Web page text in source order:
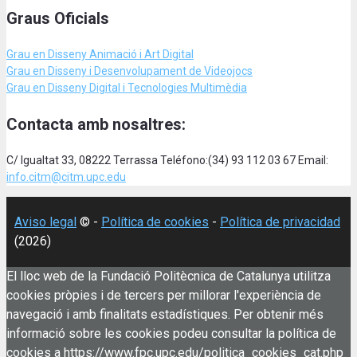
Graus Oficials
Grau en Disseny Animació i Art Digital
Grau en Disseny i Desenvolupament de Videojocs
Grau en Disseny Digital i Tecnologies Multimèdia
Contacta amb nosaltres:
C/ Igualtat 33, 08222 Terrassa Teléfono:(34) 93 112 03 67 Email:
info.citm@citm.upc.edu
Aviso legal © - Política de cookies - Política de privacidad
(2026)
El lloc web de la Fundació Politècnica de Catalunya utilitza
cookies pròpies i de tercers per millorar l'experiència de
navegació i amb finalitats estadístiques. Per obtenir més
informació sobre les cookies podeu consultar la política de
cookies a https://www.fpc.upc.edu/politica_cookies_cat.php